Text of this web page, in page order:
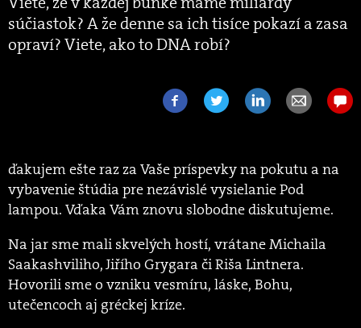
súčiastok? A že denne sa ich tisíce pokazí a zasa
opraví? Viete, ako to DNA robí?
ďakujem ešte raz za Vaše príspevky na pokutu a na
vybavenie štúdia pre nezávislé vysielanie Pod
lampou. Vďaka Vám znovu slobodne diskutujeme.
Na jar sme mali skvelých hostí, vrátane Michaila
Saakashviliho, Jiřího Grygara či Riša Lintnera.
Hovorili sme o vzniku vesmíru, láske, Bohu,
utečencoch aj gréckej kríze.